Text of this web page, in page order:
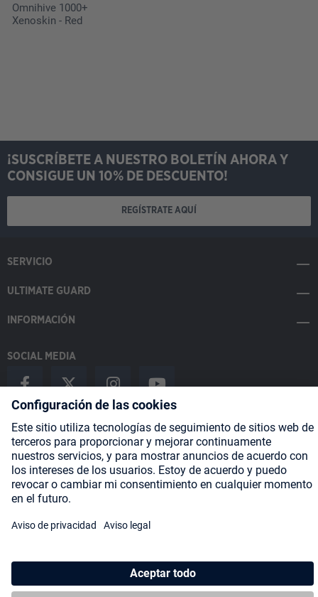
Omnihive 1000+
Xenoskin - Red
¡SUSCRÍBETE A NUESTRO BOLETÍN AHORA Y
CONSIGUE UN 10% DE DESCUENTO!
REGÍSTRATE AQUÍ
SERVICIO
ULTIMATE GUARD
INFORMACIÓN
SOCIAL MEDIA
Payment Methods
Shipping
* Todos los precios incluyen IVA másgastos de envíoy posibles